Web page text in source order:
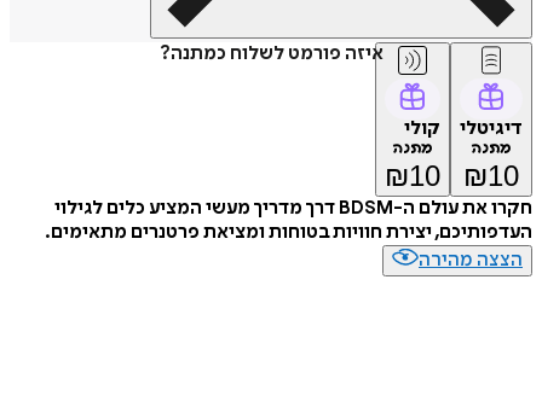
איזה פורמט לשלוח כמתנה?
דיגיטלי
מתנה
₪10
קולי
מתנה
₪10
חקרו את עולם ה-BDSM דרך מדריך מעשי המציע כלים לגילוי
העדפותיכם, יצירת חוויות בטוחות ומציאת פרטנרים מתאימים.
הצצה מהירה